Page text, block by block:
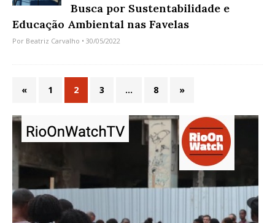
Busca por Sustentabilidade e
Educação Ambiental nas Favelas
Por Beatriz Carvalho • 30/05/2022
« 1 2 3 … 8 »